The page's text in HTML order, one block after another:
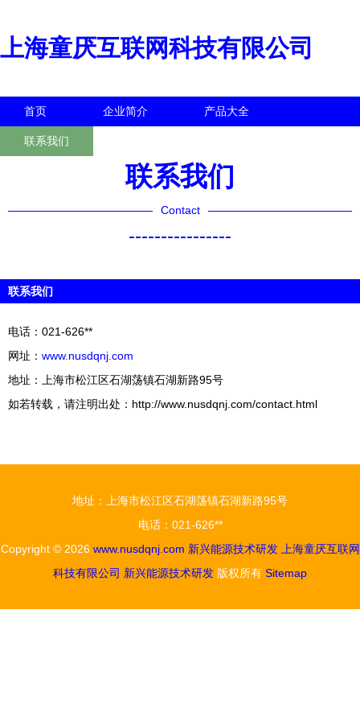
上海童厌互联网科技有限公司
首页 企业简介 产品大全
联系我们
联系我们
Contact
----------------
联系我们
电话：021-626**
网址： www.nusdqnj.com
地址：上海市松江区石湖荡镇石湖新路95号
如若转载，请注明出处：http://www.nusdqnj.com/contact.html
地址：上海市松江区石湖荡镇石湖新路95号
电话：021-626**
Copyright © 2026 www.nusdqnj.com 新兴能源技术研发
上海童厌互联网
科技有限公司 新兴能源技术研发 版权所有 Sitemap